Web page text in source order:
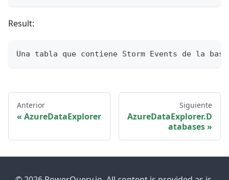
Result:
Una tabla que contiene Storm Events de la
Anterior
AzureDataExplorer
Siguiente
AzureDataExplorer.D
atabases